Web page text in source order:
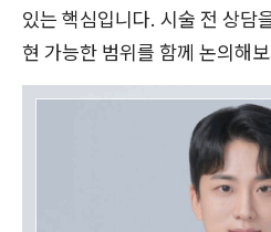
있는 핵심입니다. 시술 전 상담
현 가능한 범위를 함께 논의해